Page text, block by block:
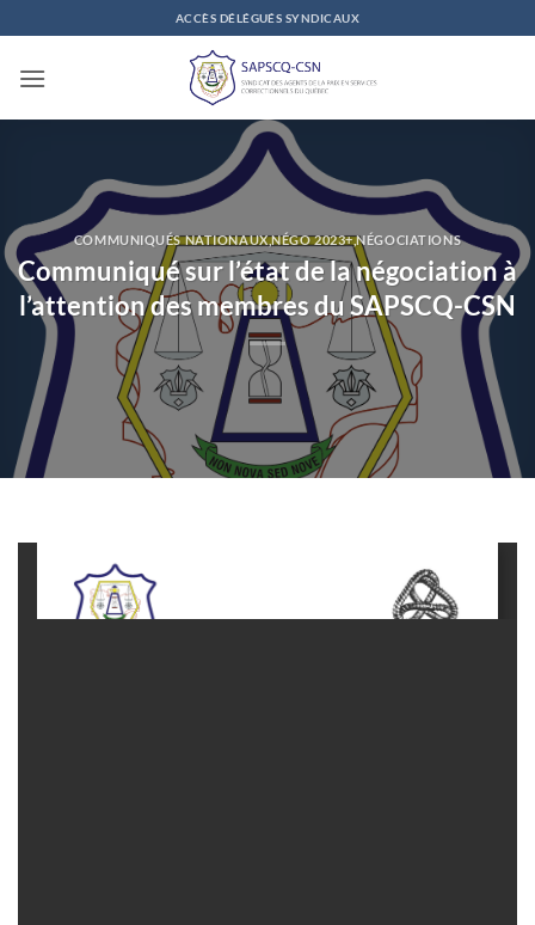
au
contenu
ACCÈS DÉLÉGUÉS SYNDICAUX
COMMUNIQUÉS NATIONAUX,NÉGO 2023+,NÉGOCIATIONS
Communiqué sur l’état de la négociation à
l’attention des membres du SAPSCQ-CSN